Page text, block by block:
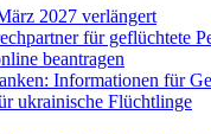
2027 verlängert
für geflüchtete
beantragen
Informationen für
ukrainische Flüchtlinge